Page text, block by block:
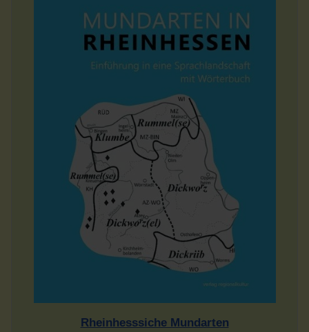
Rheinhesssiche Mundarten